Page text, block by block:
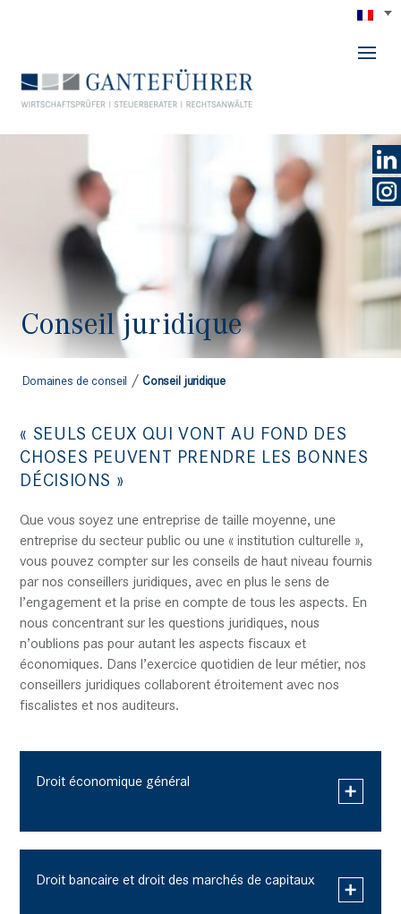
GANTEFÜHRER
Conseil juridique
Domaines de conseil / Conseil juridique
« SEULS CEUX QUI VONT AU FOND DES
CHOSES PEUVENT PRENDRE LES BONNES
DÉCISIONS »
Que vous soyez une entreprise de taille moyenne, une
entreprise du secteur public ou une « institution culturelle »,
vous pouvez compter sur les conseils de haut niveau fournis
par nos conseillers juridiques, avec en plus le sens de
l’engagement et la prise en compte de tous les aspects. En
nous concentrant sur les questions juridiques, nous
n’oublions pas pour autant les aspects fiscaux et
économiques. Dans l’exercice quotidien de leur métier, nos
conseillers juridiques collaborent étroitement avec nos
fiscalistes et nos auditeurs.
Droit économique général
Droit bancaire et droit des marchés de capitaux